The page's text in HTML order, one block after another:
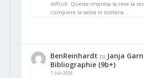
difficili. Questa impresa la rese la
compiere la salita in solitaria…
BenReinhardt zu Janja
Bibliographie (9b+)
7. Juli 2026